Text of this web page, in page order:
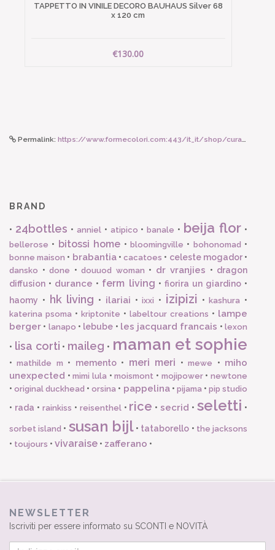
TAPPETTO IN VINILE DECORO BAUHAUS Silver 68
x 120 cm
€130.00
Permalink: https://www.formecolori.com:443/it_it/shop/cura_corpo_e_viso/prodotti_viso/lebube_palette_ombretti_neutro_fredda/6857
BRAND
• 24bottles • anniel• atipico •banale • beija flor •
bellerose • bitossi home • bloomingville • bohonomad •
bonne maison • brabantia•cacatoes • celeste mogador•
dansko • done • douuod woman • dr vranjies • dragon
diffusion • durance • ferm living • fiorira un giardino•
haomy • hk living • ilariai •ixxi • izipizi •kashura •
katerina psoma • kriptonite • labeltour creations • lampe
berger • lanapo • lebube • les jacquard francais •lexon
• lisa corti • maileg • maman et sophie
•mathilde m • memento• meri meri •mewe • miho
unexpected •mimi lula •moismont • mojipower•newtone
•original duckhead •orsina • pappelina• pijama • pip studio
• rada • rainkiss • reisenthel• rice •secrid •seletti •
sorbet island • susan bijl• tataborello • the jacksons
• toujours • vivaraise • zafferano •
NEWSLETTER
Iscriviti per essere informato su SCONTI e NOVITÀ